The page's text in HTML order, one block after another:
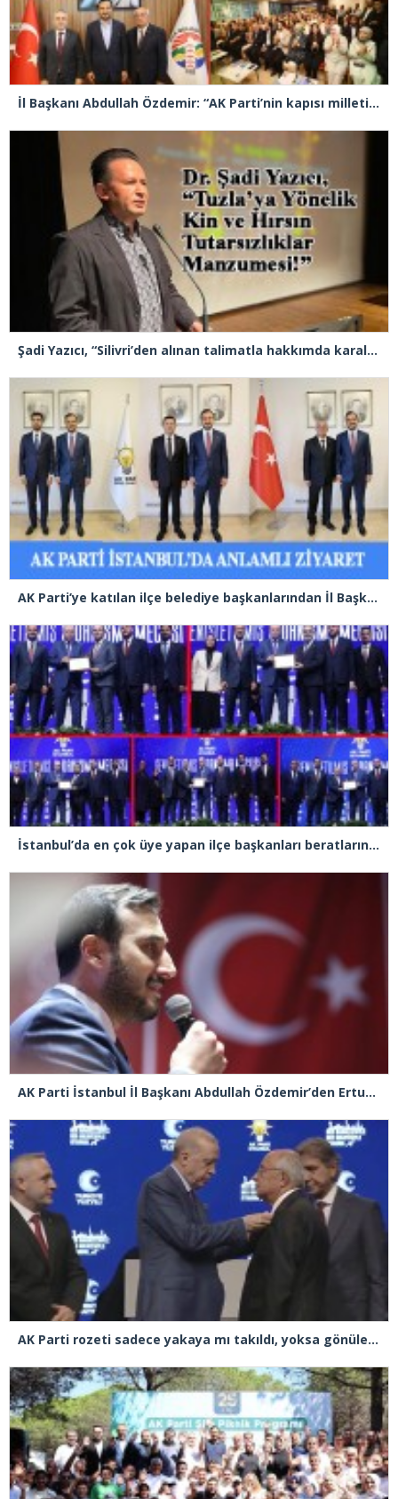
İl Başkanı Abdullah Özdemir: “AK Parti’nin kapısı milletine hizmet etmek isteyen herkese açıktır”
Şadi Yazıcı, “Silivri’den alınan talimatla hakkımda karalama kampanyası yürütülüyor”
AK Parti’ye katılan ilçe belediye başkanlarından İl Başkanı Özdemir’e ziyaret
İstanbul’da en çok üye yapan ilçe başkanları beratlarını Cumhurbaşkanı Erdoğan’ın elinden aldı
AK Parti İstanbul İl Başkanı Abdullah Özdemir’den Ertuğrul Özkök’e “Franco” tepkisi
AK Parti rozeti sadece yakaya mı takıldı, yoksa gönüle takılmadı mı?